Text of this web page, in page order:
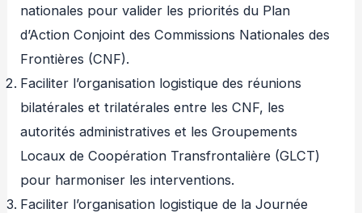
nationales pour valider les priorités du Plan
d’Action Conjoint des Commissions Nationales des
Frontières (CNF).
Faciliter l’organisation logistique des réunions
bilatérales et trilatérales entre les CNF, les
autorités administratives et les Groupements
Locaux de Coopération Transfrontalière (GLCT)
pour harmoniser les interventions.
Faciliter l’organisation logistique de la Journée